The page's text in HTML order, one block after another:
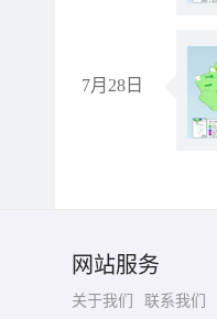
7月28日
网站服务
关于我们 联系我们